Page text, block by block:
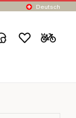
Deutsch